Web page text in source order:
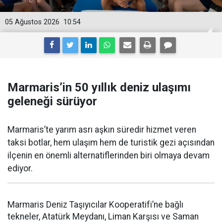
10:54
05 Ağustos 2026
Marmaris’in 50 yıllık deniz ulaşımı
geleneği sürüyor
Marmaris’te yarım asrı aşkın süredir hizmet veren
taksi botlar, hem ulaşım hem de turistik gezi açısından
ilçenin en önemli alternatiflerinden biri olmaya devam
ediyor.
Marmaris Deniz Taşıyıcılar Kooperatifi’ne bağlı
tekneler, Atatürk Meydanı, Liman Karşısı ve Saman